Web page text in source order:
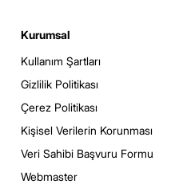
Kurumsal
Kullanım Şartları
Gizlilik Politikası
Çerez Politikası
Kişisel Verilerin Korunması
Veri Sahibi Başvuru Formu
Webmaster